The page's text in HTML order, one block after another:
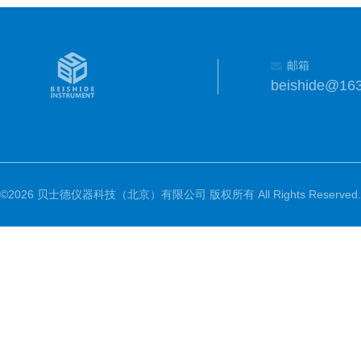
邮箱
©2026 贝士德仪器科技（北京）有限公司 版权所有 All Rights Reserved.